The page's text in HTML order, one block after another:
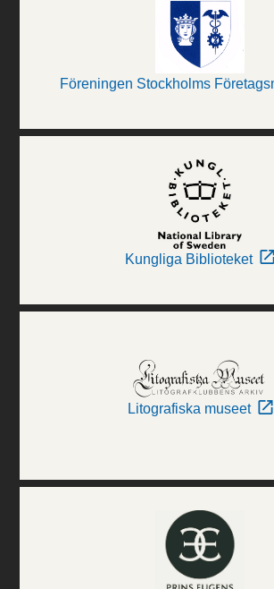
Föreningen Stockholms
Kungliga Biblioteket
Litografiska museet